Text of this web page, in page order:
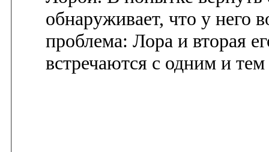
обнаруживает, что у него
проблема: Лора и вторая
встречаются с одним и